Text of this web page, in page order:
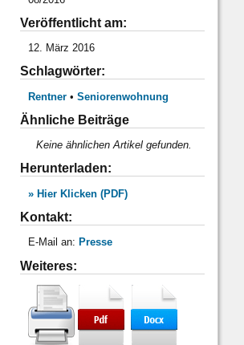
Veröffentlicht am:
12. März 2016
Schlagwörter:
Rentner• Seniorenwohnung
Ähnliche Beiträge
Keine ähnlichen Artikel gefunden.
Herunterladen:
» Hier Klicken (PDF)
Kontakt:
E-Mail an: Presse
Weiteres: